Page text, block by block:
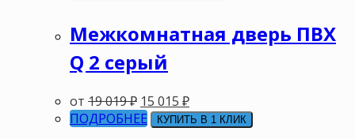
Межкомнатная дверь ПВХ
Q 2 серый
от 19 019₽ 15 015 ₽
ПОДРОБНЕЕ
КУПИТЬ В 1 КЛИК